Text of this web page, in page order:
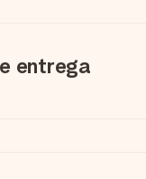
entrega